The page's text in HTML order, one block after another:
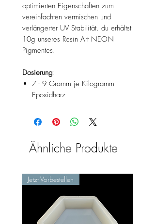
optimierten Eigenschaften zum
vereinfachten vermischen und
verlängerter UV Stabilität. du erhältst
10g unseres Resin Art NEON
Pigmentes.
Dosierung:
7 - 9 Gramm je Kilogramm
Epoxidharz
Ähnliche Produkte
Jetzt Vorbestellen